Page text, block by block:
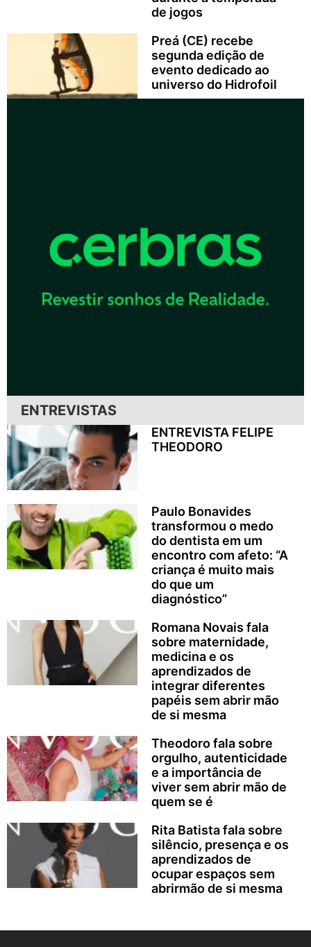
de jogos
Preá (CE) recebe
segunda edição de
evento dedicado ao
universo do Hidrofoil
ENTREVISTAS
ENTREVISTA FELIPE
THEODORO
Paulo Bonavides
transformou o medo
do dentista em um
encontro com afeto: “A
criança é muito mais
do que um
diagnóstico”
Romana Novais fala
sobre maternidade,
medicina e os
aprendizados de
integrar diferentes
papéis sem abrir mão
de si mesma
Theodoro fala sobre
orgulho, autenticidade
e a importância de
viver sem abrir mão de
quem se é
Rita Batista fala sobre
silêncio, presença e os
aprendizados de
ocupar espaços sem
abrirmão de si mesma